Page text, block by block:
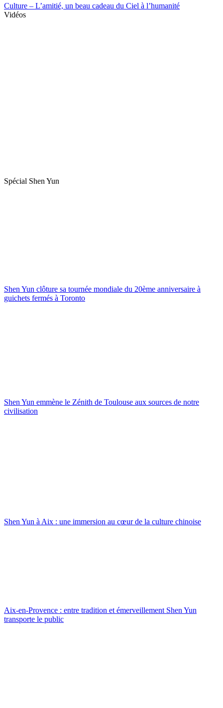
Culture – L’amitié, un beau cadeau du Ciel à l’humanité
Vidéos
Spécial Shen Yun
Shen Yun clôture sa tournée mondiale du 20ème anniversaire à
guichets fermés à Toronto
Shen Yun emmène le Zénith de Toulouse aux sources de notre
civilisation
Shen Yun à Aix : une immersion au cœur de la culture chinoise
Aix-en-Provence : entre tradition et émerveillement Shen Yun
transporte le public